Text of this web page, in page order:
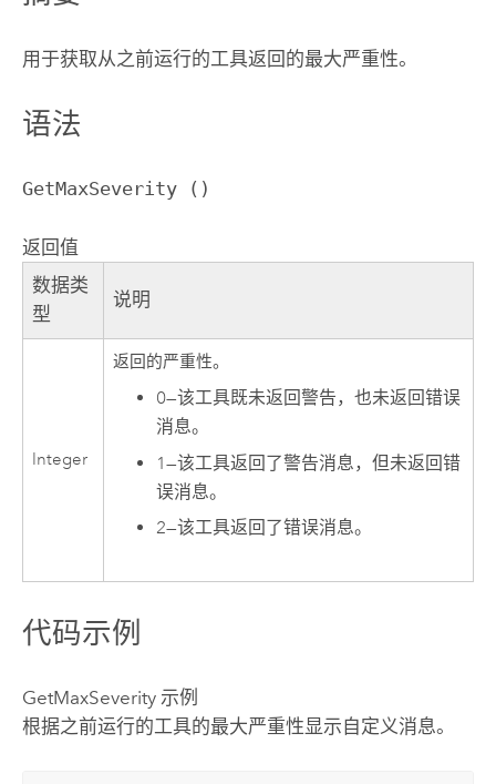
用于获取从之前运行的工具返回的最大严重性。
语法
GetMaxSeverity ()
返回值
数据类
型
说明
Integer
返回的严重性。
0—该工具既未返回警告，也未返回错误
消息。
1—该工具返回了警告消息，但未返回错
误消息。
2—该工具返回了错误消息。
代码示例
GetMaxSeverity 示例
根据之前运行的工具的最大严重性显示自定义消息。